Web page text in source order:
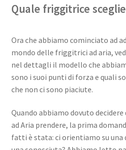
Quale friggitrice
Ora che abbiamo cominciato ad
mondo delle friggitrici ad aria,
nel dettagli il modello che
sono i suoi punti di forza e quali
che non ci sono piaciute.
Quando abbiamo dovuto
ad Aria prendere, la prima
fatti è stata: ci orientiamo su una